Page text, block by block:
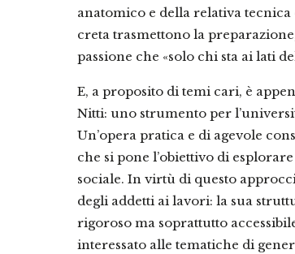
anatomico e della relativa
creta trasmettono la
passione che «solo chi sta ai lati
E, a proposito di temi cari, è
Nitti: uno strumento per
Un’opera pratica e di agevole
che si pone l’obiettivo di
sociale. In virtù di questo
degli addetti ai lavori: la sua
rigoroso ma soprattutto
interessato alle tematiche di